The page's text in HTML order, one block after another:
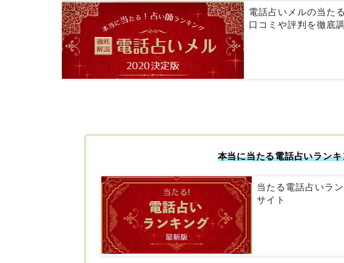
電話占いメルの当た
口コミや評判を徹底
本当に当たる電話占いランキ
当たる電話占いラ
サイト